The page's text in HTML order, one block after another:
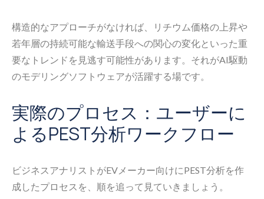
構造的なアプローチがなければ、リチウム価格の上昇や
若年層の持続可能な輸送手段への関心の変化といった重
要なトレンドを見逃す可能性があります。それがAI駆動
のモデリングソフトウェアが活躍する場です。
実際のプロセス：ユーザーに
よるPEST分析ワークフロー
ビジネスアナリストがEVメーカー向けにPEST分析を作
成したプロセスを、順を追って見ていきましょう。